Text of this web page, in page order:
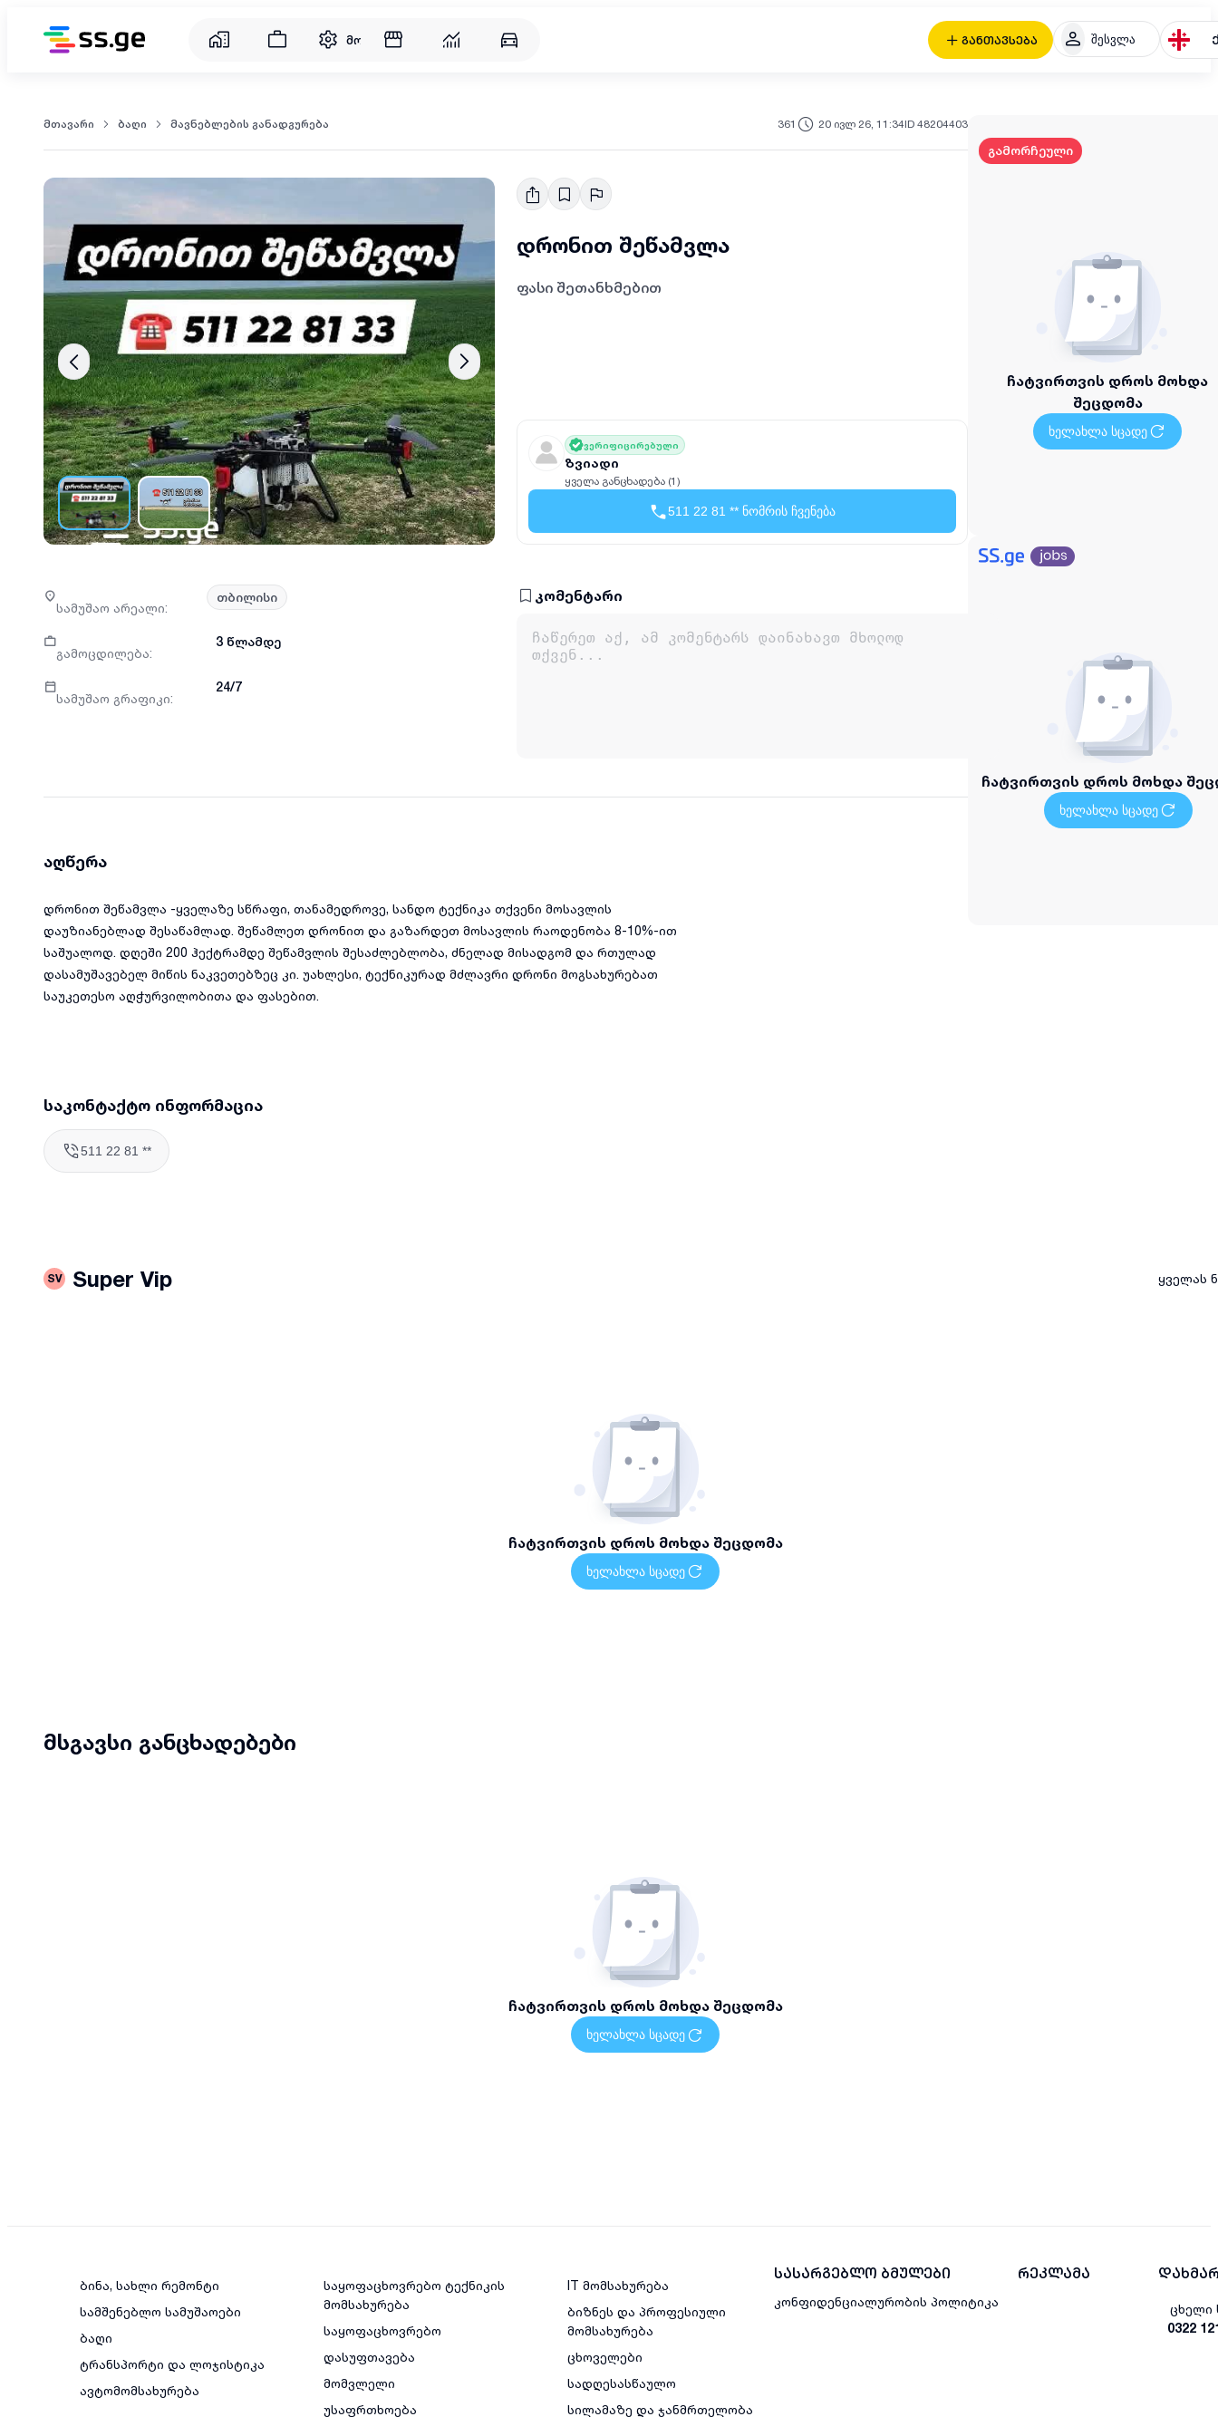
განთავსება შესვლა
მომსახურება
მთავარი ბაღი მავნებლების განადგურება 361 20 ივლ 26, 11:34ID 48204403
დრონით შეწამვლა
ფასი შეთანხმებით
ვერიფიცირებული
ზვიადი
ყველა განცხადება (1)
511 22 81 ** ნომრის ჩვენება
სამუშაო არეალი:
თბილისი
გამოცდილება:
3 წლამდე
სამუშაო გრაფიკი:
24/7
კომენტარი
აღწერა
დრონით შეწამვლა -ყველაზე სწრაფი, თანამედროვე, სანდო ტექნიკა თქვენი მოსავლის
დაუზიანებლად შესაწამლად. შეწამლეთ დრონით და გაზარდეთ მოსავლის რაოდენობა 8-10%-ით
საშუალოდ. დღეში 200 ჰექტრამდე შეწამვლის შესაძლებლობა, ძნელად მისადგომ და რთულად
დასამუშავებელ მიწის ნაკვეთებზეც კი. უახლესი, ტექნიკურად მძლავრი დრონი მოგსახურებათ
საუკეთესო აღჭურვილობითა და ფასებით.
საკონტაქტო ინფორმაცია
511 22 81 **
გამორჩეული
ჩატვირთვის დროს მოხდა
შეცდომა
ხელახლა სცადე
ჩატვირთვის დროს მოხდა
ხელახლა სცადე
SV Super Vip ყველას
ჩატვირთვის დროს მოხდა შეცდომა
ხელახლა სცადე
მსგავსი განცხადებები
ჩატვირთვის დროს მოხდა შეცდომა
ხელახლა სცადე
ბინა, სახლი რემონტი
სამშენებლო სამუშაოები
ბაღი
ტრანსპორტი და ლოჯისტიკა
ავტომომსახურება
საყოფაცხოვრებო ტექნიკის
მომსახურება
საყოფაცხოვრებო
დასუფთავება
მომვლელი
უსაფრთხოება
IT მომსახურება
ბიზნეს და პროფესიული
მომსახურება
ცხოველები
სადღესასწაულო
სილამაზე და ჯანმრთელობა
რეკლამა
სასარგებლო ბმულები
კონფიდენციალურობის პოლიტიკა
ცხელი
0322